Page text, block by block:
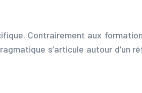
Contrairement aux
s’articule autour d’un